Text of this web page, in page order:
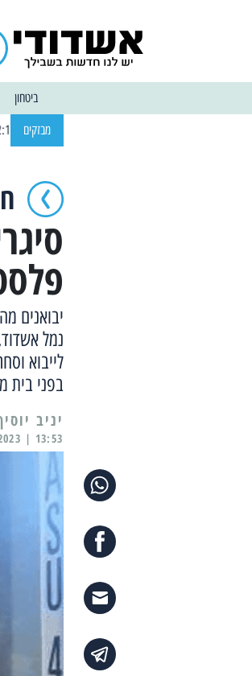
ביטחון
מבזקים
יבואנים
נמל
לייבוא
בפני בית
יניב
13:53 | 20/11/2023